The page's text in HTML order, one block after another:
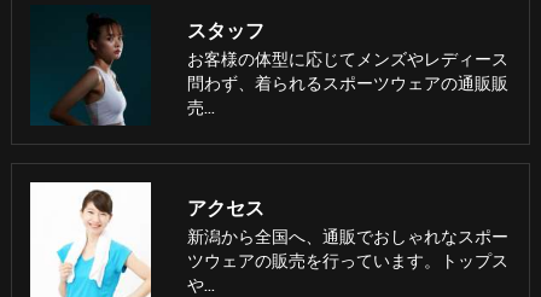
スタッフ
お客様の体型に応じてメンズやレディース
問わず、着られるスポーツウェアの通販販
売…
アクセス
新潟から全国へ、通販でおしゃれなスポー
ツウェアの販売を行っています。トップス
や…